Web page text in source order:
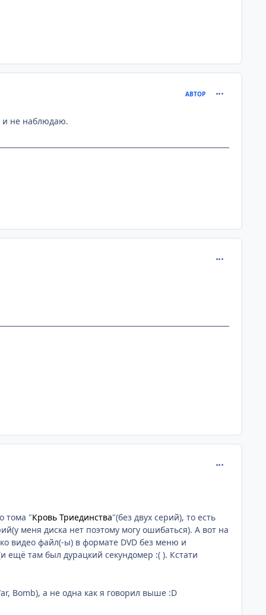
АВТОР
и не наблюдаю.
тома "Кровь Триединства"(без двух серий), то есть
меня диска нет поэтому могу ошибаться). А вот на
видео файл(-ы) в формате DVD без меню и
ещё там был дурацкий секундомер :( ). Кстати
Bomb), а не одна как я говорил выше :D